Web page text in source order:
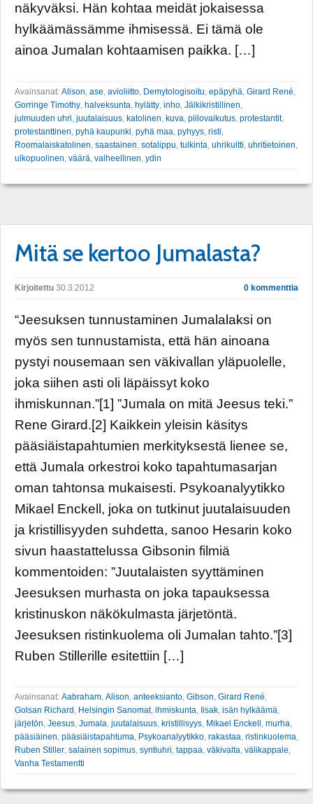
näkyväksi. Hän kohtaa meidät jokaisessa
hylkäämässämme ihmisessä. Ei tämä ole
ainoa Jumalan kohtaamisen paikka. […]
Avainsanat: Alison ase avioliitto Demytologisoitu epäpyhä Girard René
Gorringe Timothy halveksunta hylätty inho Jälkikristillinen
julmuuden uhri juutalaisuus katolinen kuva piilovaikutus protestantit,
protestanttinen pyhä kaupunki pyhä maa pyhyys risti
Roomalaiskatolinen saastainen sotalippu tulkinta uhrikultti uhritietoinen
ulkopuolinen väärä valheellinen ydin
Mitä se kertoo Jumalasta?
Kirjoitettu 30.3.2012 0 kommenttia
“Jeesuksen tunnustaminen Jumalalaksi on
myös sen tunnustamista, että hän ainoana
pystyi nousemaan sen väkivallan yläpuolelle,
joka siihen asti oli läpäissyt koko
ihmiskunnan.”[1] ”Jumala on mitä Jeesus teki.”
Rene Girard.[2] Kaikkein yleisin käsitys
pääsiäistapahtumien merkityksestä lienee se,
että Jumala orkestroi koko tapahtumasarjan
oman tahtonsa mukaisesti. Psykoanalyytikko
Mikael Enckell, joka on tutkinut juutalaisuuden
ja kristillisyyden suhdetta, sanoo Hesarin koko
sivun haastattelussa Gibsonin filmiä
kommentoiden: ”Juutalaisten syyttäminen
Jeesuksen murhasta on joka tapauksessa
kristinuskon näkökulmasta järjetöntä.
Jeesuksen ristinkuolema oli Jumalan tahto.”[3]
Ruben Stillerille esitettiin […]
Avainsanat: Aabraham, Alison, anteeksianto, Gibson, Girard René,
Golsan Richard , Helsingin Sanomat, ihmiskunta, Iisak, isän hylkäämä,
järjetön, Jeesus, Jumala, juutalaisuus, kristillisyys, Mikael Enckell , murha,
pääsiäinen, pääsiäistapahtuma, Psykoanalyytikko, rakastaa, ristinkuolema,
Ruben Stiller, salainen sopimus, syntiuhri, tappaa, väkivalta, välikappale,
Vanha Testamentti